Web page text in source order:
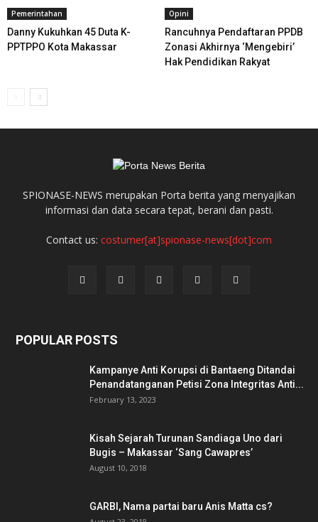
Pemerintahan
Danny Kukuhkan 45 Duta K-
PPTPPO Kota Makassar
Opini
Rancuhnya Pendaftaran PPDB
Zonasi Akhirnya ‘Mengebiri’
Hak Pendidikan Rakyat
SPIONASE-NEWS merupakan Porta berita yang menyajikan
informasi dan data secara tepat, berani dan pasti.
Contact us: costumer[at]spionase-news[dot]com
POPULAR POSTS
Kampanye Anti Korupsi di Bantaeng Ditandai
Penandatanganan Petisi Zona Integritas Anti...
February 13, 2023
Kisah Sejarah Turunan Sandiaga Uno dari
Bugis – Makassar ‘Sang Cawapres’
August 10, 2018
GARBI, Nama partai baru Anis Matta cs?